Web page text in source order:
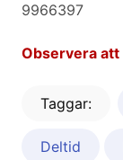
9966397
Observera att
Taggar:
Deltid